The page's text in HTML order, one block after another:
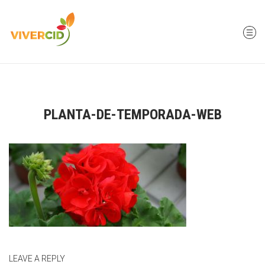
PLANTA-DE-TEMPORADA-WEB
LEAVE A REPLY